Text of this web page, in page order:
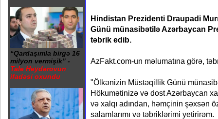
“Qardaşımla birgə 16
milyon vermişik” -
Tale Heydərovun
ifadəsi oxundu
Hindistan Prezidenti Draupadi
Günü münasibətilə Azərbaycan
təbrik edib.
AzFakt.com-un məlumatına görə,
"Ölkənizin Müstəqillik Günü
Hökumətinizə və dost Azərbaycan
və xalqı adından, həmçinin şəxsən
salamlarımı və təbriklərimi yetirirəm.